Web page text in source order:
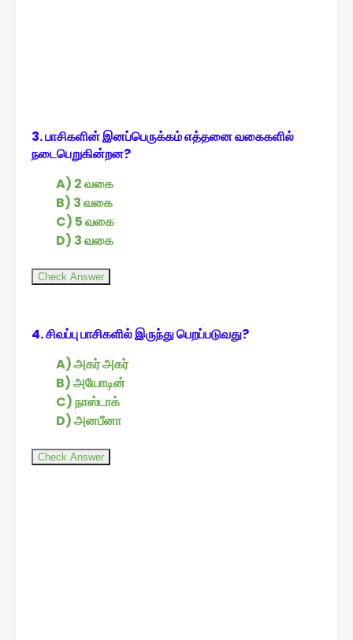
3. பாசிகளின் இனப்பெருக்கம் எத்தனை வகைகளில்
நடைபெறுகின்றன?
A) 2 வகை
B) 3 வகை
C) 5 வகை
D) 3 வகை
Check Answer
4. சிவப்பு பாசிகளில் இருந்து பெறப்படுவது?
A) அகர் அகர்
B) அயோடின்
C) நாஸ்டாக்
D) அனபீனா
Check Answer